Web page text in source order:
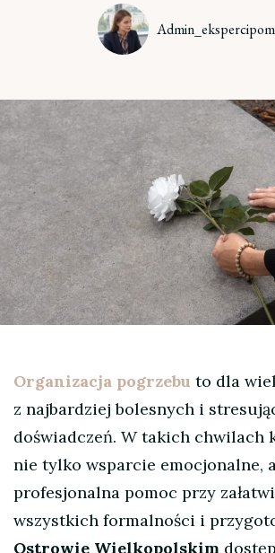
Organizacja pogrzebu to dla
z najbardziej bolesnych i
doświadczeń. W takich chwilach
nie tylko wsparcie emocjonalne,
profesjonalna pomoc przy
wszystkich formalności i
Ostrowie Wielkopolskim